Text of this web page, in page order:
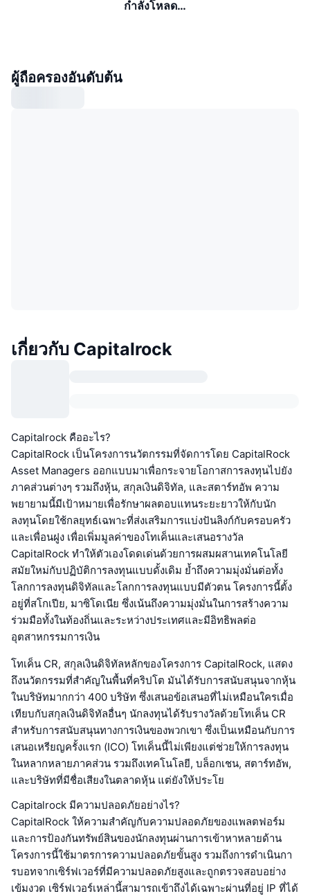
กำลังโหลด…
ผู้ถือครองอันดับต้น
เกี่ยวกับ Capitalrock
Capitalrock คืออะไร?
CapitalRock เป็นโครงการนวัตกรรมที่จัดการโดย CapitalRock
Asset Managers ออกแบบมาเพื่อกระจายโอกาสการลงทุนไปยัง
ภาคส่วนต่างๆ รวมถึงหุ้น, สกุลเงินดิจิทัล, และสตาร์ทอัพ ความ
พยายามนี้มีเป้าหมายเพื่อรักษาผลตอบแทนระยะยาวให้กับนัก
ลงทุนโดยใช้กลยุทธ์เฉพาะที่ส่งเสริมการแบ่งปันลิงก์กับครอบครัว
และเพื่อนฝูง เพื่อเพิ่มมูลค่าของโทเค็นและเสนอรางวัล
CapitalRock ทำให้ตัวเองโดดเด่นด้วยการผสมผสานเทคโนโลยี
สมัยใหม่กับปฏิบัติการลงทุนแบบดั้งเดิม ย้ำถึงความมุ่งมั่นต่อทั้ง
โลกการลงทุนดิจิทัลและโลกการลงทุนแบบมีตัวตน โครงการนี้ตั้ง
อยู่ที่สโกเปีย, มาซิโดเนีย ซึ่งเน้นถึงความมุ่งมั่นในการสร้างความ
ร่วมมือทั้งในท้องถิ่นและระหว่างประเทศและมีอิทธิพลต่อ
อุตสาหกรรมการเงิน
โทเค็น CR, สกุลเงินดิจิทัลหลักของโครงการ CapitalRock, แสดง
ถึงนวัตกรรมที่สำคัญในพื้นที่คริปโต มันได้รับการสนับสนุนจากหุ้น
ในบริษัทมากกว่า 400 บริษัท ซึ่งเสนอข้อเสนอที่ไม่เหมือนใครเมื่อ
เทียบกับสกุลเงินดิจิทัลอื่นๆ นักลงทุนได้รับรางวัลด้วยโทเค็น CR
สำหรับการสนับสนุนทางการเงินของพวกเขา ซึ่งเป็นเหมือนกับการ
เสนอเหรียญครั้งแรก (ICO) โทเค็นนี้ไม่เพียงแต่ช่วยให้การลงทุน
ในหลากหลายภาคส่วน รวมถึงเทคโนโลยี, บล็อกเชน, สตาร์ทอัพ,
และบริษัทที่มีชื่อเสียงในตลาดหุ้น แต่ยังให้ประโย
Capitalrock มีความปลอดภัยอย่างไร?
CapitalRock ให้ความสำคัญกับความปลอดภัยของแพลตฟอร์ม
และการป้องกันทรัพย์สินของนักลงทุนผ่านการเข้าหาหลายด้าน
โครงการนี้ใช้มาตรการความปลอดภัยขั้นสูง รวมถึงการดำเนินกา
รบอทจากเซิร์ฟเวอร์ที่มีความปลอดภัยสูงและถูกตรวจสอบอย่าง
เข้มงวด เซิร์ฟเวอร์เหล่านี้สามารถเข้าถึงได้เฉพาะผ่านที่อยู่ IP ที่ได้